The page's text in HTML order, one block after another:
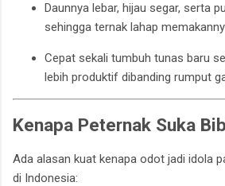
Daunnya lebar, hijau segar, serta
sehingga ternak lahap
Cepat sekali tumbuh tunas baru
lebih produktif dibanding rumput
Kenapa Peternak Suka
Ada alasan kuat kenapa odot jadi idola
di Indonesia: